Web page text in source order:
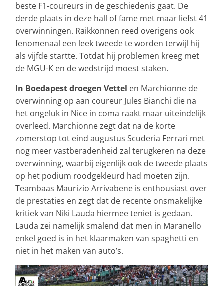
beste F1-coureurs in de geschiedenis gaat. De
derde plaats in deze hall of fame met maar liefst 41
overwinningen. Raikkonnen reed overigens ook
fenomenaal een leek tweede te worden terwijl hij
als vijfde startte. Totdat hij problemen kreeg met
de MGU-K en de wedstrijd moest staken.
In Boedapest droegen Vettel en Marchionne de
overwinning op aan coureur Jules Bianchi die na
het ongeluk in Nice in coma raakt maar uiteindelijk
overleed. Marchionne zegt dat na de korte
zomerstop tot eind augustus Scuderia Ferrari met
nog meer vastberadenheid zal terugkeren na deze
overwinning, waarbij eigenlijk ook de tweede plaats
op het podium roodgekleurd had moeten zijn.
Teambaas Maurizio Arrivabene is enthousiast over
de prestaties en zegt dat de recente onsmakelijke
kritiek van Niki Lauda hiermee teniet is gedaan.
Lauda zei namelijk smalend dat men in Maranello
enkel goed is in het klaarmaken van spaghetti en
niet in het maken van auto’s.